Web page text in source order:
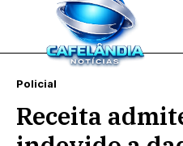
Policial
Receita